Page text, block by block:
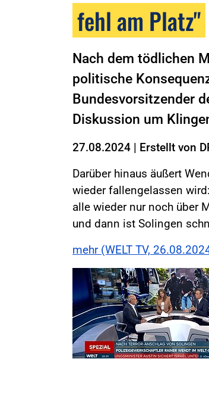
fehl am Platz"
Nach dem tödlichen
politische
Bundesvorsitzender
Diskussion um
27.08.2024 | Erstellt von
Darüber hinaus äußert
wieder fallengelassen
alle wieder nur noch über
und dann ist Solingen
mehr (WELT TV,